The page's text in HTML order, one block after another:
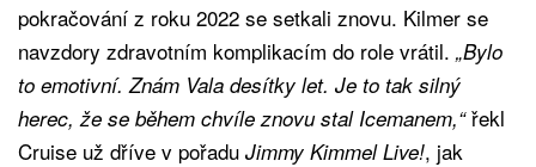
pokračování z roku 2022 se setkali znovu. Kilmer se
navzdory zdravotním komplikacím do role vrátil. „Bylo
to emotivní. Znám Vala desítky let. Je to tak silný
herec, že se během chvíle znovu stal Icemanem,“řekl
Cruise už dříve v pořadu Jimmy Kimmel Live!, jak